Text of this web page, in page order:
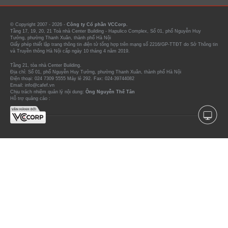
© Copyright 2007 - 2026 - Công ty Cổ phần VCCorp.
Tầng 17, 19, 20, 21 Toà nhà Center Building - Hapulico Complex, Số 01, phố Nguyễn Huy
Tưởng, phường Thanh Xuân, thành phố Hà Nội
Giấy phép thiết lập trang thông tin điện tử tổng hợp trên mạng số 2216/GP-TTĐT do Sở Thông tin
và Truyền thông Hà Nội cấp ngày 10 tháng 4 năm 2019.
Tầng 21, tòa nhà Center Building.
Địa chỉ: Số 01, phố Nguyễn Huy Tưởng, phường Thanh Xuân, thành phố Hà Nội
Điện thoại: 024 7309 5555 Máy lẻ 292. Fax: 024-39744082
Email: info@cafef.vn
Chịu trách nhiệm quản lý nội dung: Ông Nguyễn Thế Tân
Hỗ trợ quảng cáo :